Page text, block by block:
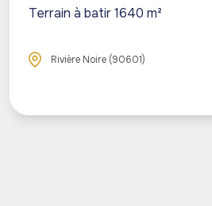
Terrain à batir 1640 m²
Rivière Noire (90601)